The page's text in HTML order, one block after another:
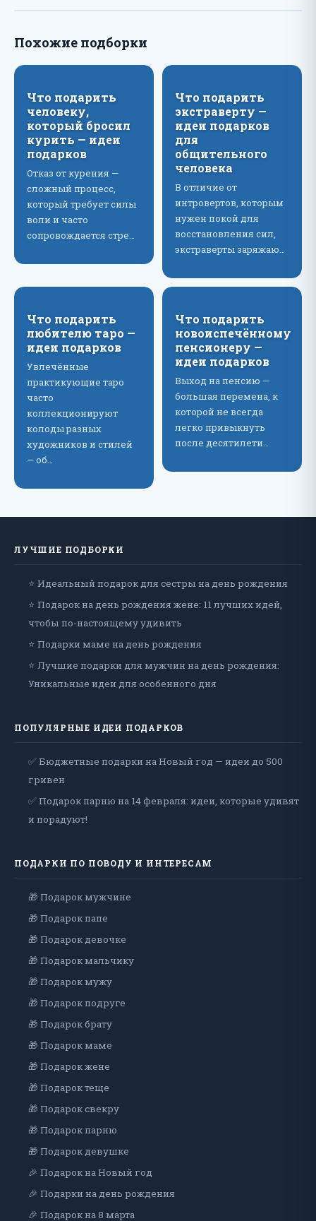
Похожие подборки
Что подарить
человеку,
который бросил
курить — идеи
подарков
Отказ от курения —
сложный процесс,
который требует силы
воли и часто
сопровождается стре…
Что подарить
экстраверту —
идеи подарков
для
общительного
человека
В отличие от
интровертов, которым
нужен покой для
восстановления сил,
экстраверты заряжаю…
Что подарить
любителю таро —
идеи подарков
Увлечённые
практикующие таро
часто
коллекционируют
колоды разных
художников и стилей
— об…
Что подарить
новоиспечённому
пенсионеру —
идеи подарков
Выход на пенсию —
большая перемена, к
которой не всегда
легко привыкнуть
после десятилети…
ЛУЧШИЕ ПОДБОРКИ
⭐ Идеальный подарок для сестры на день рождения
⭐ Подарок на день рождения жене: 11 лучших идей,
чтобы по-настоящему удивить
⭐ Подарки маме на день рождения
⭐ Лучшие подарки для мужчин на день рождения:
Уникальные идеи для особенного дня
ПОПУЛЯРНЫЕ ИДЕИ ПОДАРКОВ
✅ Бюджетные подарки на Новый год — идеи до 500
гривен
✅ Подарок парню на 14 февраля: идеи, которые удивят
и порадуют!
ПОДАРКИ ПО ПОВОДУ И ИНТЕРЕСАМ
🎁 Подарок мужчине
🎁 Подарок папе
🎁 Подарок девочке
🎁 Подарок мальчику
🎁 Подарок мужу
🎁 Подарок подруге
🎁 Подарок брату
🎁 Подарок маме
🎁 Подарок жене
🎁 Подарок теще
🎁 Подарок свекру
🎁 Подарок парню
🎁 Подарок девушке
🎉 Подарок на Новый год
🎉 Подарки на день рождения
🎉 Подарок на 8 марта